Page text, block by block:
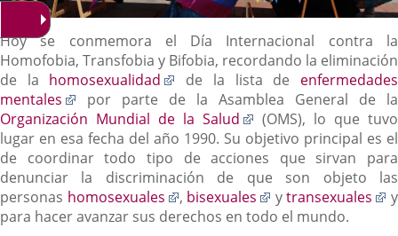
Descripción
Hoy se conmemora el Día Internacional contra la
Homofobia, Transfobia y Bifobia, recordando la eliminación
de la homosexualidad
Enlace
a
una
aplicación
externa.
de la lista de enfermedades
mentales
Enlace
a
una
aplicación
externa.
por parte de la Asamblea General de la
Organización Mundial de la Salud
Enlace
a
una
aplicación
externa.
(OMS), lo que tuvo
lugar en esa fecha del año 1990. Su objetivo principal es el
de coordinar todo tipo de acciones que sirvan para
denunciar la discriminación de que son objeto las
personas homosexuales
Enlace
a
, bisexuales
Enlace
a
ytransexuales
y
para hacer avanzar sus derechos en todo el mundo.